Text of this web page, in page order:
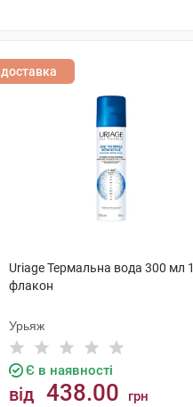
доставка
Uriage Термальна вода 300 мл 1
флакон
Урьяж
Є в наявності
від 438.00 грн